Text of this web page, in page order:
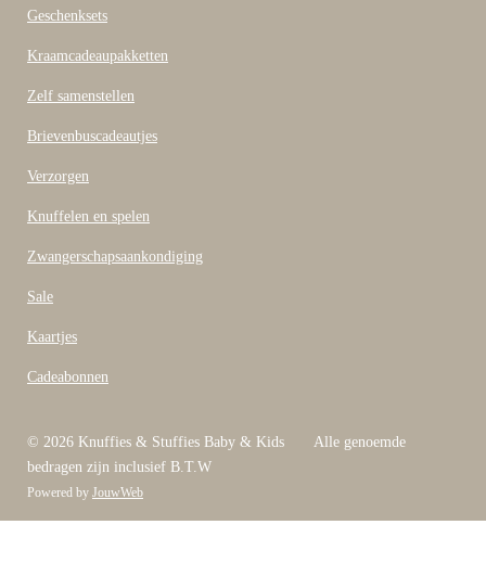
b
o
Geschenksets
Kraamcadeaupakketten
Zelf samenstellen
Brievenbuscadeautjes
Verzorgen
Knuffelen en spelen
Zwangerschapsaankondiging
Sale
Kaartjes
Cadeabonnen
© 2026 Knuffies & Stuffies Baby & Kids Alle genoemde
bedragen zijn inclusief B.T.W
Powered by JouwWeb